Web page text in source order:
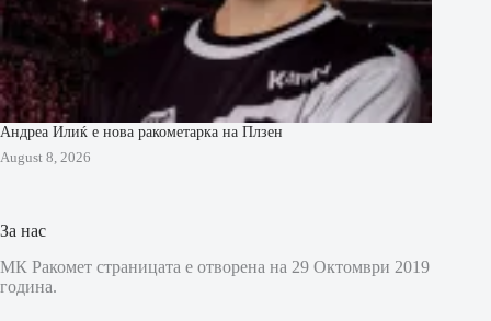
Андреа Илиќ е нова ракометарка на Плзен
August 8, 2026
За нас
МК Ракомет страницата е отворена на 29 Октомври 2019
година.